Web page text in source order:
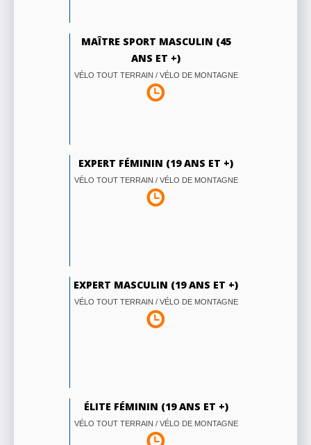
MAÎTRE SPORT MASCULIN (45
ANS ET +)
VÉLO TOUT TERRAIN / VÉLO DE MONTAGNE
EXPERT FÉMININ (19 ANS ET +)
VÉLO TOUT TERRAIN / VÉLO DE MONTAGNE
EXPERT MASCULIN (19 ANS ET +)
VÉLO TOUT TERRAIN / VÉLO DE MONTAGNE
ÉLITE FÉMININ (19 ANS ET +)
VÉLO TOUT TERRAIN / VÉLO DE MONTAGNE